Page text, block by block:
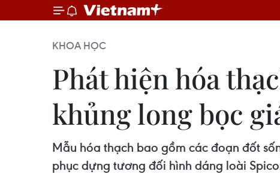
KHOA HỌC
Phát hiện hóa
khủng long bọc
Mẫu hóa thạch bao gồm các đoạn đốt
phục dựng tương đối hình dáng loài